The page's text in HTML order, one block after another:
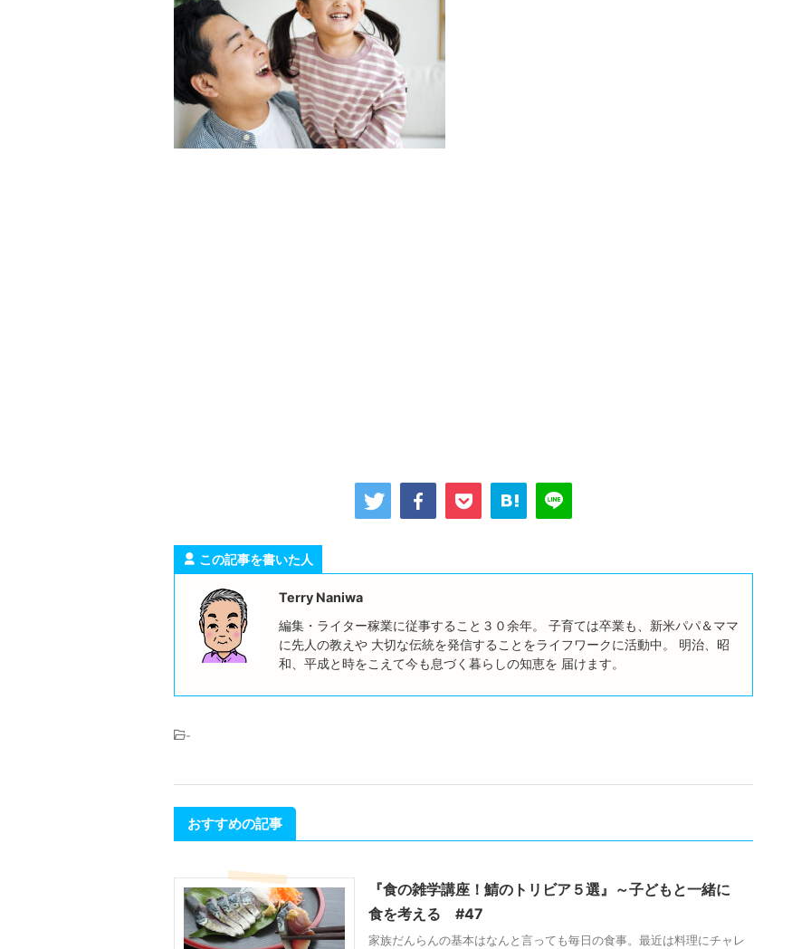
この記事を書いた人
Terry Naniwa
編集・ライター稼業に従事すること３０余年。 子育ては卒業も、新米パパ＆ママ
に先人の教えや 大切な伝統を発信することをライフワークに活動中。 明治、昭
和、平成と時をこえて今も息づく暮らしの知恵を 届けます。
-
おすすめの記事
『食の雑学講座！鯖のトリビア５選』～子どもと一緒に
食を考える #47
家族だんらんの基本はなんと言っても毎日の食事。最近は料理にチャレ